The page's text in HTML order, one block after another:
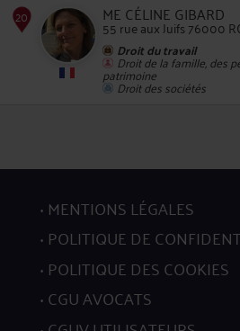
16
17
ME CÉLINE GIBARD
55 rue aux Juifs 76000
Droit du travail
Droit de la famille, des
patrimoine
Droit des sociétés
MENTIONS LÉGALES
POLITIQUE DE
POLITIQUE DES COOKIES
CGU AVOCATS